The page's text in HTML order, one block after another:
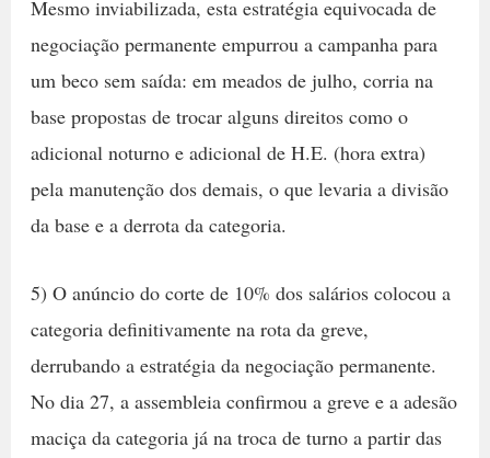
Mesmo inviabilizada, esta estratégia equivocada de
negociação permanente empurrou a campanha para
um beco sem saída: em meados de julho, corria na
base propostas de trocar alguns direitos como o
adicional noturno e adicional de H.E. (hora extra)
pela manutenção dos demais, o que levaria a divisão
da base e a derrota da categoria.
5) O anúncio do corte de 10% dos salários colocou a
categoria definitivamente na rota da greve,
derrubando a estratégia da negociação permanente.
No dia 27, a assembleia confirmou a greve e a adesão
maciça da categoria já na troca de turno a partir das